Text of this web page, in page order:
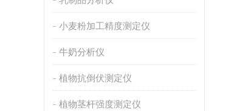
小麦粉加工精度测定仪
牛奶分析仪
植物抗倒伏测定仪
植物茎杆强度测定仪